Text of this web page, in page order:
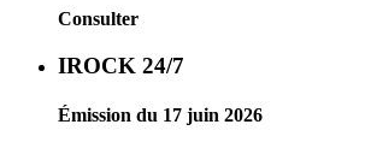
Consulter
IROCK 24/7
Émission du 17 juin 2026